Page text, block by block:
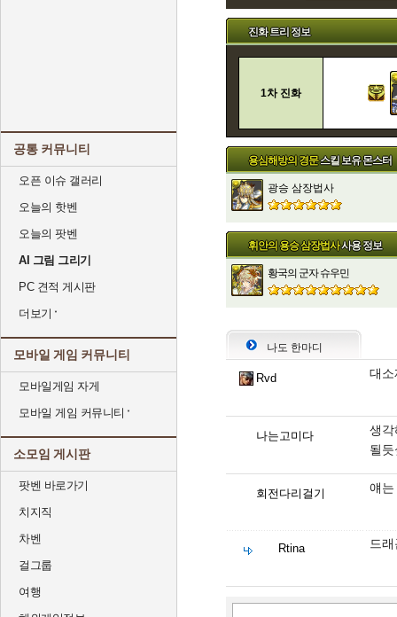
공통 커뮤니티
오픈 이슈 갤러리
오늘의 핫벤
오늘의 팟벤
AI 그림 그리기
PC 견적 게시판
더보기
모바일 게임 커뮤니티
모바일게임 자게
모바일 게임 커뮤니티
소모임 게시판
팟벤 바로가기
치지직
차벤
걸그룹
여행
진화 트리 정보
1차 진화
용심해방의 경문스킬 보유 몬스터
광승 삼장법사
휘안의 용승 삼장법사사용 정보
황국의 군자 슈우민
나도 한마디
Rvd 대소
나는고미다
생각
될
회전다리걸기 얘
Rtina 드